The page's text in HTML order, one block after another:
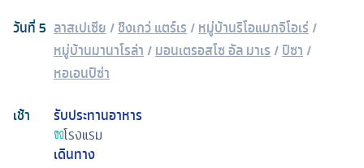
วันที่5 ลาสเปเซีย /ชิงเกว่ แตร์เร /หมู่บ้านริโอแมกจิโอเร่ /
หมู่บ้านมานาโรล่า /มอนเตรอสโซ อัล มาเร /ปิซา /
หอเอนปิซ่า
เช้า
รับประทานอาหาร
โรงแรม
เดินทาง